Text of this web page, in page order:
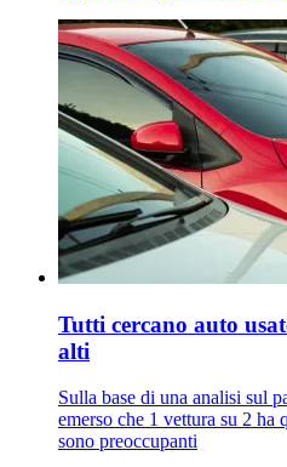
Tutti cercano auto
alti
Sulla base di una analisi sul
emerso che 1 vettura su 2 ha
sono preoccupanti